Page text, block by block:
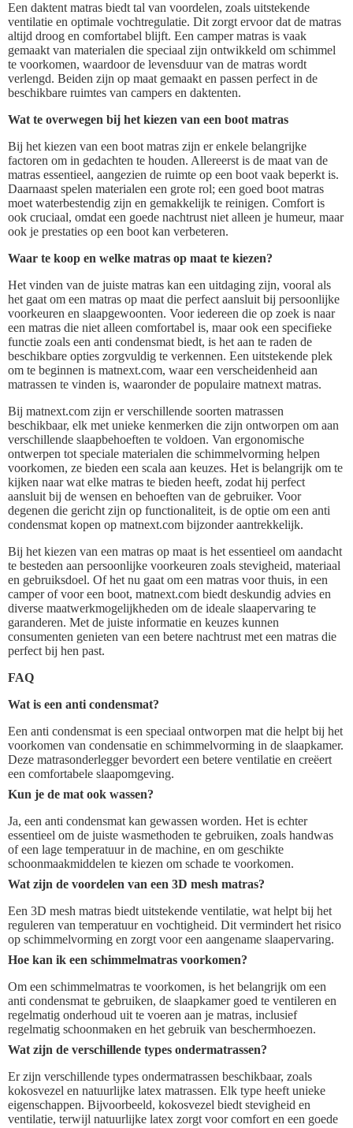
Een daktent matras biedt tal van voordelen, zoals uitstekende
ventilatie en optimale vochtregulatie. Dit zorgt ervoor dat de matras
altijd droog en comfortabel blijft. Een camper matras is vaak
gemaakt van materialen die speciaal zijn ontwikkeld om schimmel
te voorkomen, waardoor de levensduur van de matras wordt
verlengd. Beiden zijn op maat gemaakt en passen perfect in de
beschikbare ruimtes van campers en daktenten.
Wat te overwegen bij het kiezen van een boot matras
Bij het kiezen van een boot matras zijn er enkele belangrijke
factoren om in gedachten te houden. Allereerst is de maat van de
matras essentieel, aangezien de ruimte op een boot vaak beperkt is.
Daarnaast spelen materialen een grote rol; een goed boot matras
moet waterbestendig zijn en gemakkelijk te reinigen. Comfort is
ook cruciaal, omdat een goede nachtrust niet alleen je humeur, maar
ook je prestaties op een boot kan verbeteren.
Waar te koop en welke matras op maat te kiezen?
Het vinden van de juiste matras kan een uitdaging zijn, vooral als
het gaat om een matras op maat die perfect aansluit bij persoonlijke
voorkeuren en slaapgewoonten. Voor iedereen die op zoek is naar
een matras die niet alleen comfortabel is, maar ook een specifieke
functie zoals een anti condensmat biedt, is het aan te raden de
beschikbare opties zorgvuldig te verkennen. Een uitstekende plek
om te beginnen is matnext.com, waar een verscheidenheid aan
matrassen te vinden is, waaronder de populaire matnext matras.
Bij matnext.com zijn er verschillende soorten matrassen
beschikbaar, elk met unieke kenmerken die zijn ontworpen om aan
verschillende slaapbehoeften te voldoen. Van ergonomische
ontwerpen tot speciale materialen die schimmelvorming helpen
voorkomen, ze bieden een scala aan keuzes. Het is belangrijk om te
kijken naar wat elke matras te bieden heeft, zodat hij perfect
aansluit bij de wensen en behoeften van de gebruiker. Voor
degenen die gericht zijn op functionaliteit, is de optie om een anti
condensmat kopen op matnext.com bijzonder aantrekkelijk.
Bij het kiezen van een matras op maat is het essentieel om aandacht
te besteden aan persoonlijke voorkeuren zoals stevigheid, materiaal
en gebruiksdoel. Of het nu gaat om een matras voor thuis, in een
camper of voor een boot, matnext.com biedt deskundig advies en
diverse maatwerkmogelijkheden om de ideale slaapervaring te
garanderen. Met de juiste informatie en keuzes kunnen
consumenten genieten van een betere nachtrust met een matras die
perfect bij hen past.
FAQ
Wat is een anti condensmat?
Een anti condensmat is een speciaal ontworpen mat die helpt bij het
voorkomen van condensatie en schimmelvorming in de slaapkamer.
Deze matrasonderlegger bevordert een betere ventilatie en creëert
een comfortabele slaapomgeving.
Kun je de mat ook wassen?
Ja, een anti condensmat kan gewassen worden. Het is echter
essentieel om de juiste wasmethoden te gebruiken, zoals handwas
of een lage temperatuur in de machine, en om geschikte
schoonmaakmiddelen te kiezen om schade te voorkomen.
Wat zijn de voordelen van een 3D mesh matras?
Een 3D mesh matras biedt uitstekende ventilatie, wat helpt bij het
reguleren van temperatuur en vochtigheid. Dit vermindert het risico
op schimmelvorming en zorgt voor een aangename slaapervaring.
Hoe kan ik een schimmelmatras voorkomen?
Om een schimmelmatras te voorkomen, is het belangrijk om een
anti condensmat te gebruiken, de slaapkamer goed te ventileren en
regelmatig onderhoud uit te voeren aan je matras, inclusief
regelmatig schoonmaken en het gebruik van beschermhoezen.
Wat zijn de verschillende types ondermatrassen?
Er zijn verschillende types ondermatrassen beschikbaar, zoals
kokosvezel en natuurlijke latex matrassen. Elk type heeft unieke
eigenschappen. Bijvoorbeeld, kokosvezel biedt stevigheid en
ventilatie, terwijl natuurlijke latex zorgt voor comfort en een goede